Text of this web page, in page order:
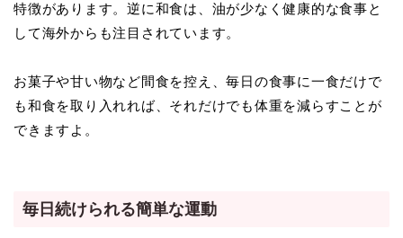
特徴があります。逆に和食は、油が少なく健康的な食事と
して海外からも注目されています。
お菓子や甘い物など間食を控え、毎日の食事に一食だけで
も和食を取り入れれば、それだけでも体重を減らすことが
できますよ。
毎日続けられる簡単な運動